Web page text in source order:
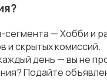
— Хобби и
и скрытых комиссий.
день — вы не
Подайте